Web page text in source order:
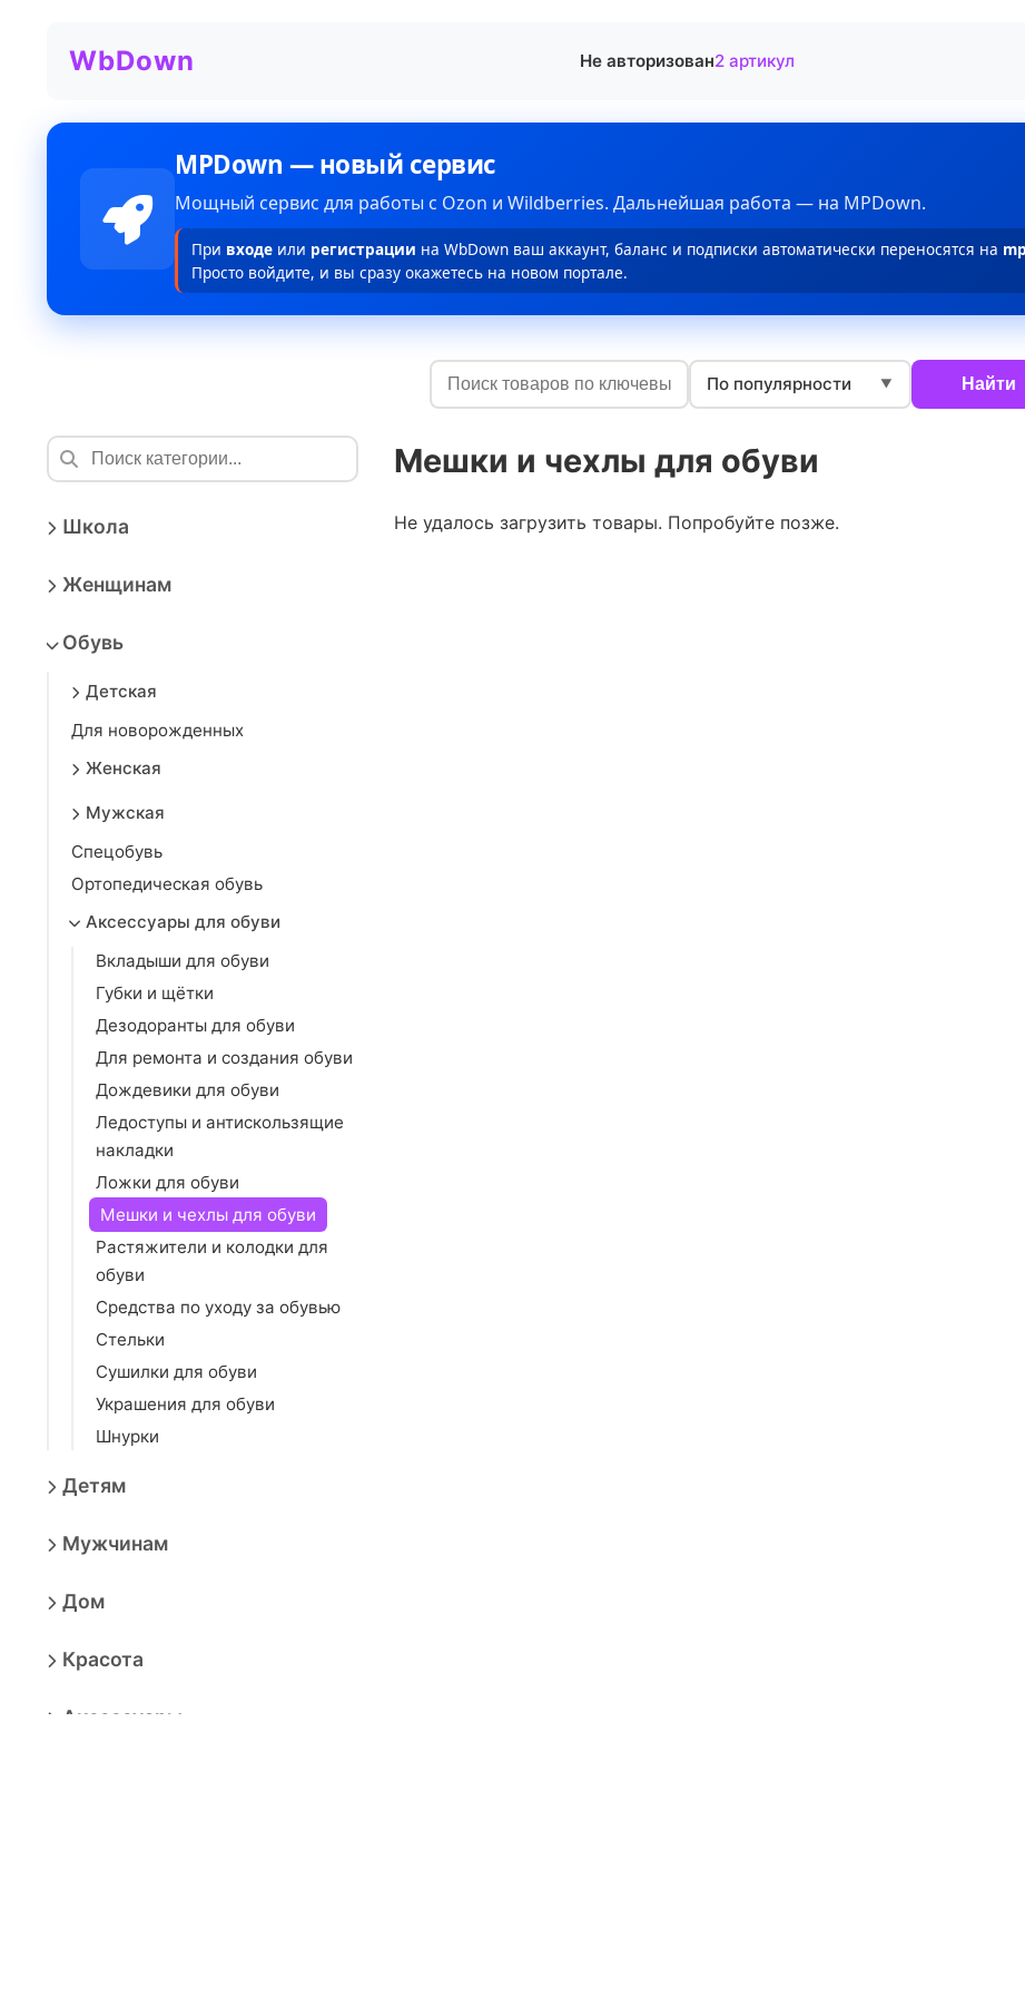
WbDown Не авторизован2 артикул
MPDown — новый сервис
Мощный сервис для работы с Ozon и Wildberries. Дальнейшая работа — на MPDown.
При входе или регистрации на WbDown ваш аккаунт, баланс и подписки автоматически переносятся на
Просто войдите, и вы сразу окажетесь на новом портале.
По популярности ▼ Найти
Школа
Женщинам
Обувь
Детская
Для новорожденных
Женская
Мужская
Спецобувь
Ортопедическая обувь
Аксессуары для обуви
Вкладыши для обуви
Губки и щётки
Дезодоранты для обуви
Для ремонта и создания обуви
Дождевики для обуви
Ледоступы и антискользящие
накладки
Ложки для обуви
Мешки и чехлы для обуви
Растяжители и колодки для
обуви
Средства по уходу за обувью
Стельки
Сушилки для обуви
Украшения для обуви
Шнурки
Детям
Мужчинам
Дом
Красота
Аксессуары
Мешки и чехлы для обуви
Не удалось загрузить товары. Попробуйте позже.